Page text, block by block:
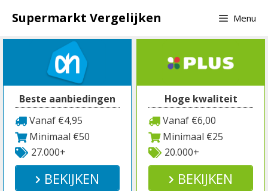
naar
inhoud
Supermarkt Vergelijken Menu
Beste aanbiedingen
Vanaf €4,95
Minimaal €50
27.000+
BEKIJKEN
Hoge kwaliteit
Vanaf €6,00
Minimaal €25
20.000+
BEKIJKEN